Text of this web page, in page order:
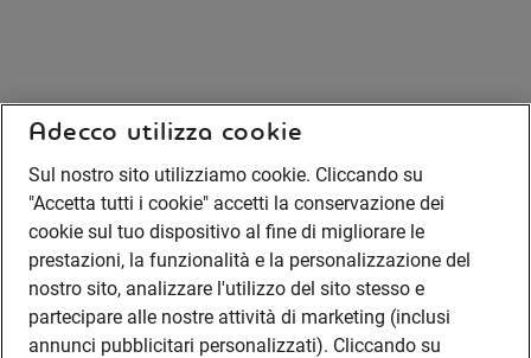
Adecco utilizza cookie
Sul nostro sito utilizziamo cookie. Cliccando su
"Accetta tutti i cookie" accetti la conservazione dei
cookie sul tuo dispositivo al fine di migliorare le
prestazioni, la funzionalità e la personalizzazione del
nostro sito, analizzare l'utilizzo del sito stesso e
partecipare alle nostre attività di marketing (inclusi
annunci pubblicitari personalizzati). Cliccando su